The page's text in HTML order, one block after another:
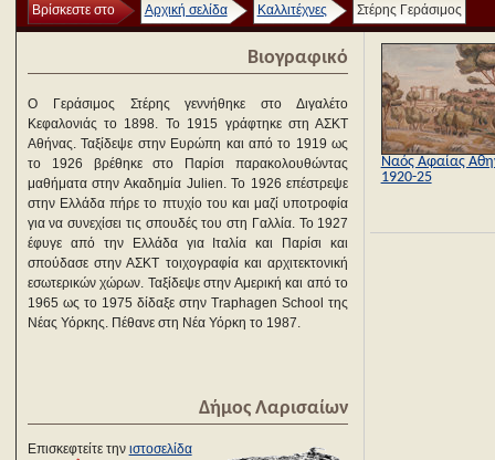
Βρίσκεστε στο Αρχική σελίδα Καλλιτέχνες Στέρης Γεράσιμος
Βιογραφικό
Ο Γεράσιμος Στέρης γεννήθηκε στο Διγαλέτο
Κεφαλονιάς το 1898. Το 1915 γράφτηκε στη ΑΣΚΤ
Αθήνας. Ταξίδεψε στην Ευρώπη και από το 1919 ως
το 1926 βρέθηκε στο Παρίσι παρακολουθώντας
μαθήματα στην Ακαδημία Julien. Το 1926 επέστρεψε
στην Ελλάδα πήρε το πτυχίο του και μαζί υποτροφία
για να συνεχίσει τις σπουδές του στη Γαλλία. Το 1927
έφυγε από την Ελλάδα για Ιταλία και Παρίσι και
σπούδασε στην ΑΣΚΤ τοιχογραφία και αρχιτεκτονική
εσωτερικών χώρων. Ταξίδεψε στην Αμερική και από το
1965 ως το 1975 δίδαξε στην Traphagen School της
Νέας Υόρκης. Πέθανε στη Νέα Υόρκη το 1987.
Δήμος Λαρισαίων
Επισκεφτείτε την ιστοσελίδα
Ναός Αφαίας
1920-25